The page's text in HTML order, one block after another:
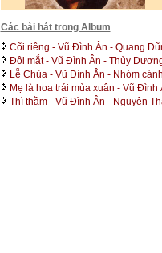
Các bài hát trong Album
Cõi riêng - Vũ Đình Ân - Quang
Đôi mắt - Vũ Đình Ân - Thùy
Lễ Chùa - Vũ Đình Ân - Nhóm
Mẹ là hoa trái mùa xuân - Vũ Đình
Thì thầm - Vũ Đình Ân - Nguyên